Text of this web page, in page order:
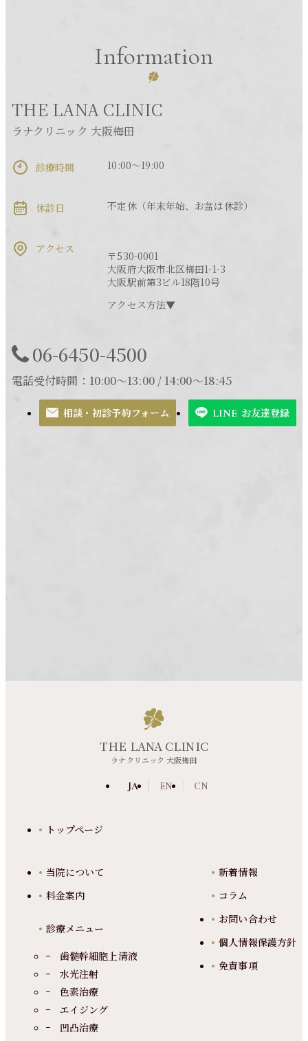
Information
THE LANA CLINIC
ラナクリニック 大阪梅田
診療時間 10:00～19:00
休診日 不定休（年末年始、お盆は休診）
アクセス
〒530-0001
大阪府大阪市北区梅田1-1-3
大阪駅前第3ビル18階10号
アクセス方法▼
06-6450-4500
電話受付時間：10:00～13:00 / 14:00～18:45
相談・初診予約フォーム LINE お友達登録
THE LANA CLINIC
ラナクリニック 大阪梅田
JA EN CN
トップページ
当院について
料金案内
診療メニュー
歯髄幹細胞上清液
水光注射
色素治療
エイジング
凹凸治療
新着情報
コラム
お問い合わせ
個人情報保護方針
免責事項